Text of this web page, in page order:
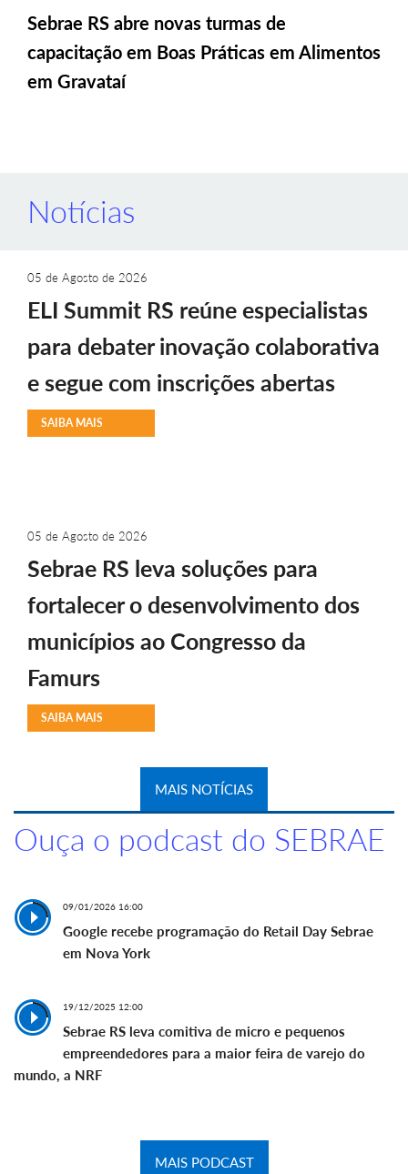
Sebrae RS abre novas turmas de
capacitação em Boas Práticas em Alimentos
em Gravataí
Notícias
05 de Agosto de 2026
ELI Summit RS reúne especialistas
para debater inovação colaborativa
e segue com inscrições abertas
SAIBA MAIS
05 de Agosto de 2026
Sebrae RS leva soluções para
fortalecer o desenvolvimento dos
municípios ao Congresso da
Famurs
SAIBA MAIS
MAIS NOTÍCIAS
Ouça o podcast do SEBRAE
09/01/2026 16:00
Google recebe programação do Retail Day Sebrae
em Nova York
19/12/2025 12:00
Sebrae RS leva comitiva de micro e pequenos
empreendedores para a maior feira de varejo do
mundo, a NRF
MAIS PODCAST